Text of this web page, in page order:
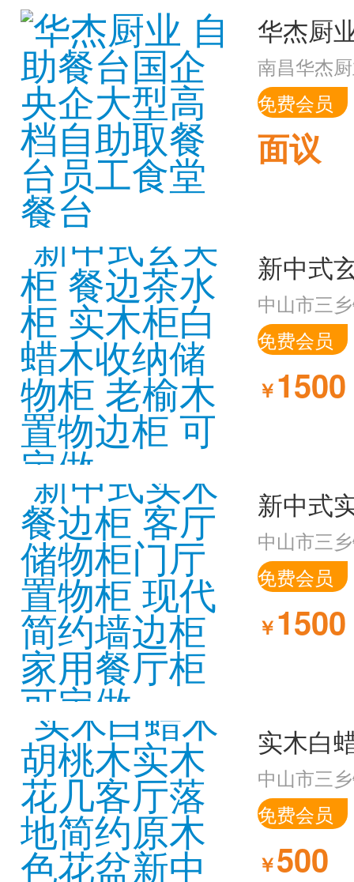
南昌华杰
免费会员
面议
中山市三
免费会员
￥1500
中山市三
免费会员
￥1500
中山市三
免费会员
￥500